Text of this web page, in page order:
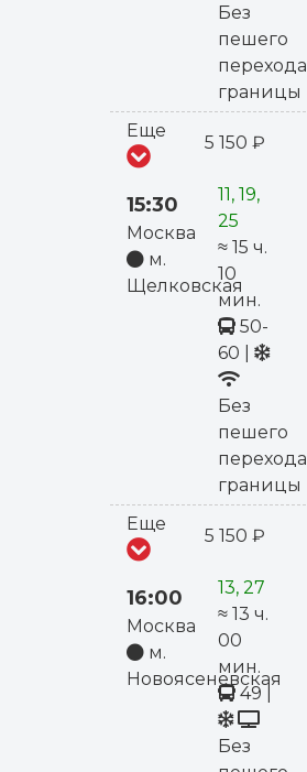
Без
пешего
перехода
границы
Еще
5 150 ₽
15:30
Москва
м.
Щелковская
11, 19,
25
≈ 15 ч.
10
мин.
50-
60
Без
пешего
перехода
границы
Еще
5 150 ₽
16:00
Москва
м.
Новоясеневская
13, 27
≈ 13 ч.
00
мин.
49
Без